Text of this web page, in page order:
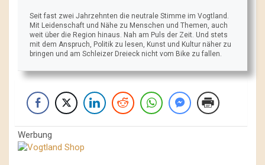
Seit fast zwei Jahrzehnten die neutrale Stimme im Vogtland.
Mit Leidenschaft und Nähe zu Menschen und Themen, auch
weit über die Region hinaus. Nah am Puls der Zeit. Und stets
mit dem Anspruch, Politik zu lesen, Kunst und Kultur näher zu
bringen und am Schleizer Dreieck nicht vom Bike zu fallen.
Werbung